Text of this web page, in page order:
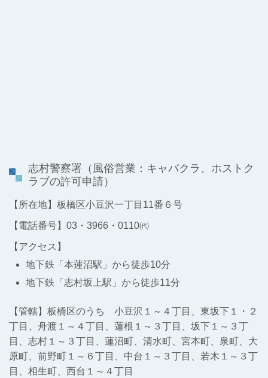
志村警察署 （風俗営業：キャバクラ、ホストク
ラブの許可申請）
【所在地】板橋区小豆沢一丁目11番６号
【電話番号】03・3966・0110㈹
【アクセス】
地下鉄「本蓮沼駅」から徒歩10分
地下鉄「志村坂上駅」から徒歩11分
【管轄】板橋区のうち 小豆沢１～４丁目、東坂下１・２
丁目、舟渡１～４丁目、蓮根１～３丁目、坂下１～３丁
目、志村１～３丁目、蓮沼町、清水町、宮本町、泉町、大
原町、前野町１～６丁目、中台１～３丁目、若木１～３丁
目、相生町、西台１～４丁目